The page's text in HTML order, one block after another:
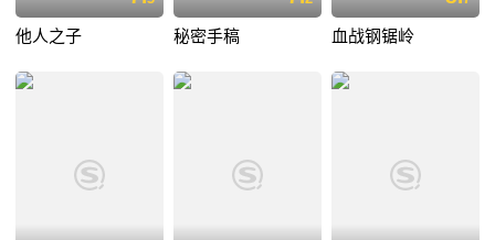
他人之子 秘密手稿 血战钢锯岭